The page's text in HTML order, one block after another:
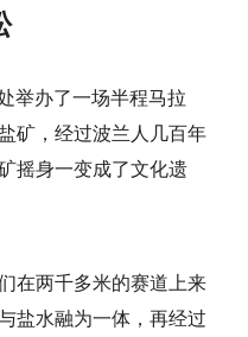
举办了一场半程马拉
矿，经过波兰人几百年
摇身一变成了文化遗
在两千多米的赛道上来
盐水融为一体，再经过